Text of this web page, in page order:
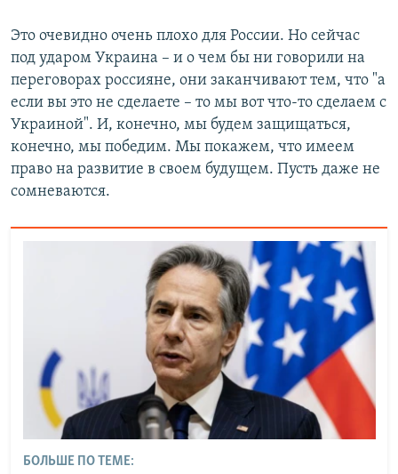
Это очевидно очень плохо для России. Но сейчас
под ударом Украина – и о чем бы ни говорили на
переговорах россияне, они заканчивают тем, что "а
если вы это не сделаете – то мы вот что-то сделаем с
Украиной". И, конечно, мы будем защищаться,
конечно, мы победим. Мы покажем, что имеем
право на развитие в своем будущем. Пусть даже не
сомневаются.
БОЛЬШЕ ПО ТЕМЕ: